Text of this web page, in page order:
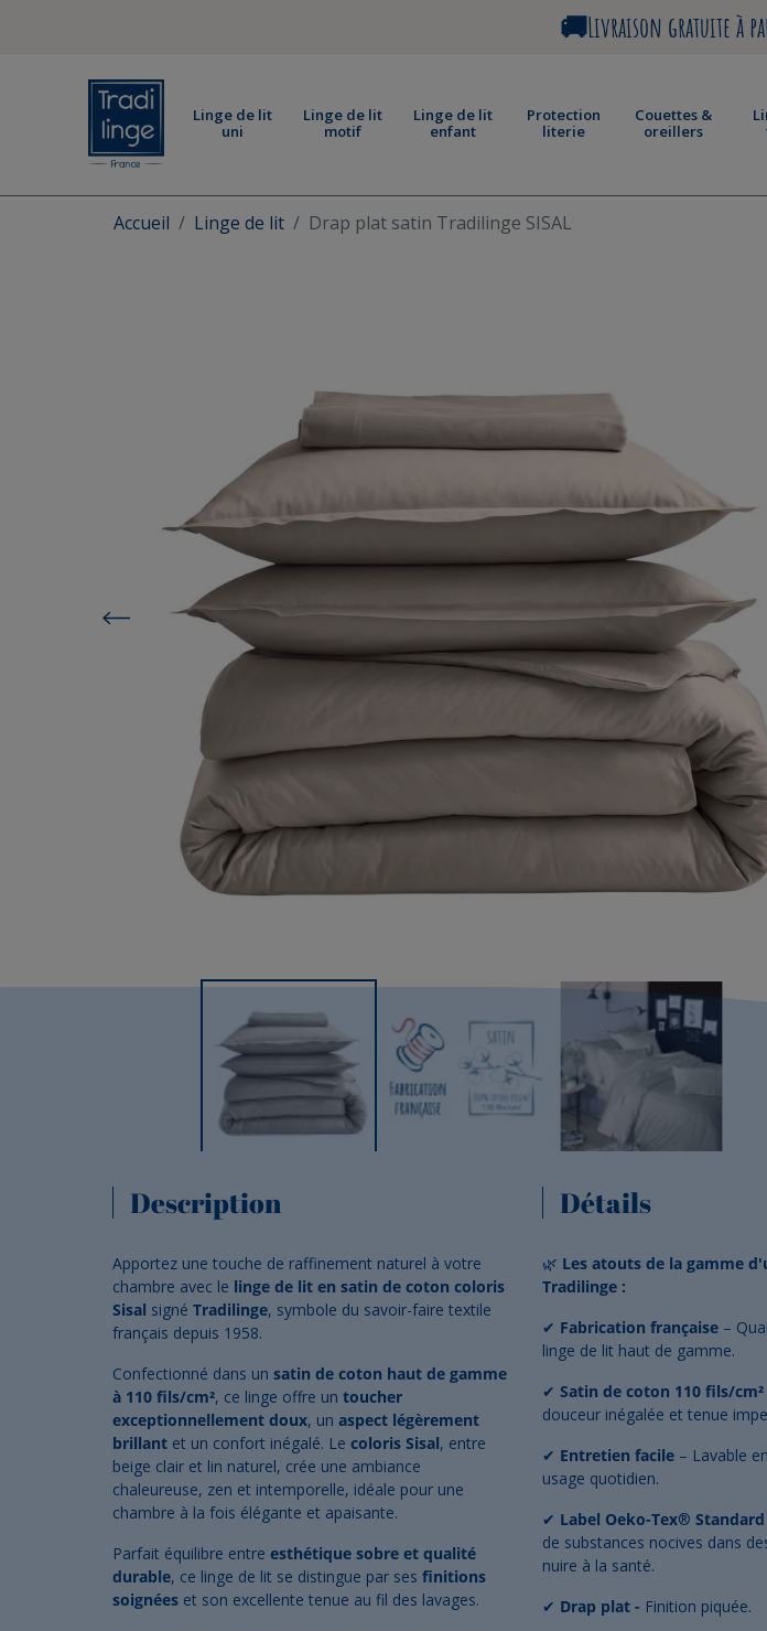
🚚Livraison gratuite à
Linge de lit
uni
Linge de lit
motif
Linge de lit
enfant
Protection
literie
Couettes &
oreillers
Accueil Linge de lit Drap plat satin Tradilinge SISAL
Description
Apportez une touche de raffinement naturel à votre
chambre avec le linge de lit en satin de coton coloris
Sisal signé Tradilinge, symbole du savoir-faire textile
français depuis 1958.
Confectionné dans un satin de coton haut de gamme
à 110 fils/cm², ce linge offre un toucher
exceptionnellement doux, un aspect légèrement
brillant et un confort inégalé. Le coloris Sisal, entre
beige clair et lin naturel, crée une ambiance
chaleureuse, zen et intemporelle, idéale pour une
chambre à la fois élégante et apaisante.
Parfait équilibre entre esthétique sobre et qualité
durable, ce linge de lit se distingue par ses finitions
soignées et son excellente tenue au fil des lavages.
Détails
🌿 Les atouts de la gamme
Tradilinge :
✔ Fabrication française–
linge de lit haut de gamme.
✔ Satin de coton 110 fils/cm²
douceur inégalée et tenue
✔ Entretien facile– Lavable
usage quotidien.
✔ Label Oeko-Tex®
de substances nocives dans
nuire à la santé.
✔ Drap plat - Finition piquée.